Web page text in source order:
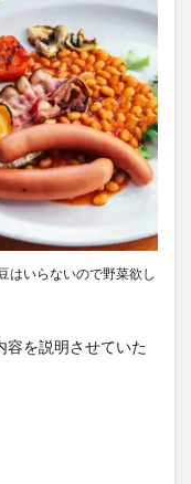
はいらないので野菜欲し
容を説明させていた